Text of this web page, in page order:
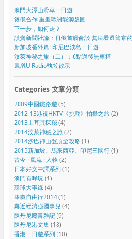
澳門大潭山滑草一日遊
德俄合作 重畫歐洲能源版圖
下一步，如何走？
讀賣新聞社論：日俄首腦會談 無法看透普京
新加坡番外篇: 印尼巴淡島一日遊
汶萊神秘之旅（二）：6點過後無車搭
鳳凰U Radio執笠啟示
Categories 文章分類
2009中國鐵路遊(5)
2012-13港視HKTV《挑戰》拍攝之旅 (2)
2013土耳其探秘(4)
2014汶萊神秘之旅 (2)
2014沙巴神山登頂全攻略(1)
2015新加坡、馬來西亞、印尼三國行(1)
古今 · 風流 · 人物 (2)
日本好文中譯系列(1)
澳門有咩玩(1)
環球大事錄(4)
肇慶自由行2014(1)
鄰近經濟強國事兒(4)
陳丹尼廢青雜記(9)
陳丹尼港文集(18)
香港一日遊系列(10)